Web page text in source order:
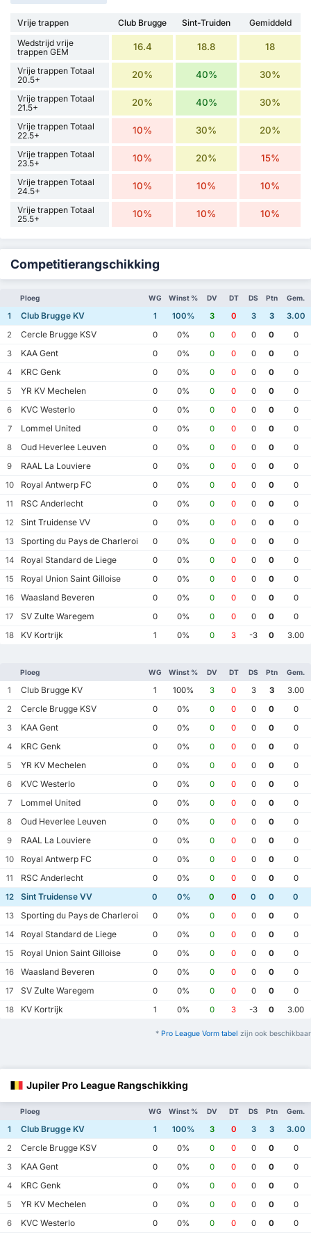
Vrije trappen Club Brugge Sint-Truiden
Gemiddeld
Wedstrijd vrije
trappen GEM
16.4 18.8 18
Vrije trappen Totaal
20.5+
20% 40% 30%
Vrije trappen Totaal
21.5+
20% 40% 30%
Vrije trappen Totaal
22.5+
10% 30% 20%
Vrije trappen Totaal
23.5+
10% 20% 15%
Vrije trappen Totaal
24.5+
10% 10% 10%
Vrije trappen Totaal
25.5+
10% 10% 10%
Competitierangschikking
Ploeg WG Winst % DV DT DS Ptn Gem.
1 Club Brugge KV 1 100% 3 0 3 3
3.00
2
Cercle Brugge KSV 0 0% 0 0 0 0
0
3
KAA Gent 0 0% 0 0 0 0
0
4
KRC Genk 0 0% 0 0 0 0
0
5
YR KV Mechelen 0 0% 0 0 0 0
0
6
KVC Westerlo 0 0% 0 0 0 0
0
7
Lommel United 0 0% 0 0 0 0
0
8
Oud Heverlee Leuven 0 0% 0 0 0 0
0
9
RAAL La Louviere 0 0% 0 0 0 0
0
10
Royal Antwerp FC 0 0% 0 0 0 0
0
11
RSC Anderlecht 0 0% 0 0 0 0
0
12
Sint Truidense VV 0 0% 0 0 0 0
0
13
Sporting du Pays de Charleroi 0 0% 0 0 0 0
0
14
Royal Standard de Liege 0 0% 0 0 0 0
0
15
Royal Union Saint Gilloise 0 0% 0 0 0 0
0
16
Waasland Beveren 0 0% 0 0 0 0
0
17
SV Zulte Waregem 0 0% 0 0 0 0
0
18
KV Kortrijk 1 0% 0 3 -3 0 3.00
Ploeg WG Winst % DV DT DS Ptn Gem.
1 Club Brugge KV 1 100% 3 0 3 3
3.00
2
Cercle Brugge KSV 0 0% 0 0 0 0
0
3
KAA Gent 0 0% 0 0 0 0
0
4
KRC Genk 0 0% 0 0 0 0
0
5
YR KV Mechelen 0 0% 0 0 0 0
0
6
KVC Westerlo 0 0% 0 0 0 0
0
7
Lommel United 0 0% 0 0 0 0
0
8
Oud Heverlee Leuven 0 0% 0 0 0 0
0
9
RAAL La Louviere 0 0% 0 0 0 0
0
10
Royal Antwerp FC 0 0% 0 0 0 0
0
11
RSC Anderlecht 0 0% 0 0 0 0
0
12
Sint Truidense VV 0 0% 0 0 0 0
0
13
Sporting du Pays de Charleroi 0 0% 0 0 0 0
0
14
Royal Standard de Liege 0 0% 0 0 0 0
0
15
Royal Union Saint Gilloise 0 0% 0 0 0 0
0
16
Waasland Beveren 0 0% 0 0 0 0
0
17
SV Zulte Waregem 0 0% 0 0 0 0
0
18
KV Kortrijk 1 0% 0 3 -3 0 3.00
* Pro League Vorm tabel zijn ook beschikbaar
Jupiler Pro League Rangschikking
Ploeg WG Winst % DV DT DS Ptn Gem.
1 Club Brugge KV 1 100% 3 0 3 3
3.00
2
Cercle Brugge KSV 0 0% 0 0 0 0
0
3
KAA Gent 0 0% 0 0 0 0
0
4
KRC Genk 0 0% 0 0 0 0
0
5
YR KV Mechelen 0 0% 0 0 0 0
0
6
KVC Westerlo 0 0% 0 0 0 0
0